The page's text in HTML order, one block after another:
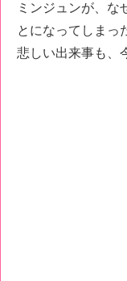
ミンジュンが、な
とになってしまっ
悲しい出来事も、